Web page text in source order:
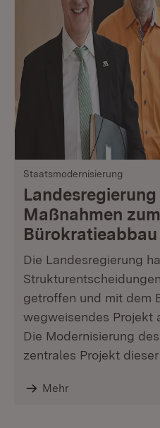
Staatsmodernisierung
Maßnahmen zum
Bürokratieabbau
Die Landesregierung
getroffen und mit dem
wegweisendes Projekt
Die Modernisierung
zentrales Projekt
Mehr